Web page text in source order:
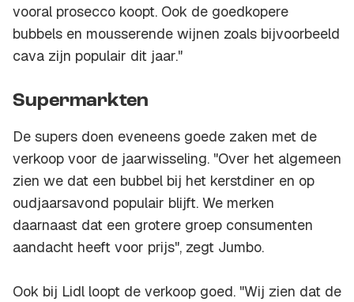
vooral prosecco koopt. Ook de goedkopere
bubbels en mousserende wijnen zoals bijvoorbeeld
cava zijn populair dit jaar."
Supermarkten
De supers doen eveneens goede zaken met de
verkoop voor de jaarwisseling. "Over het algemeen
zien we dat een bubbel bij het kerstdiner en op
oudjaarsavond populair blijft. We merken
daarnaast dat een grotere groep consumenten
aandacht heeft voor prijs", zegt Jumbo.
Ook bij Lidl loopt de verkoop goed. "Wij zien dat de